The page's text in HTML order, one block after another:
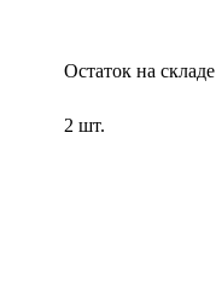
Остаток на складе
2 шт.